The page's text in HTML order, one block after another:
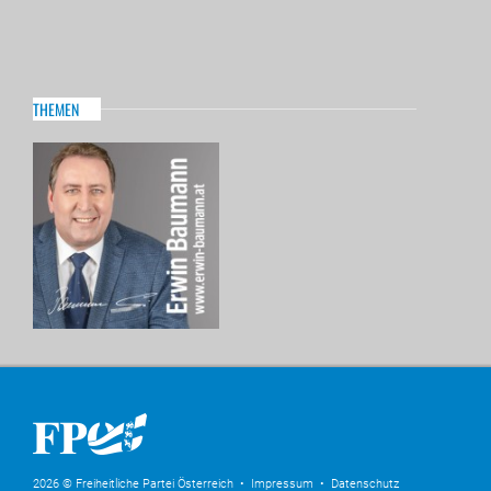
THEMEN
2026 © Freiheitliche Partei Österreich • Impressum • Datenschutz